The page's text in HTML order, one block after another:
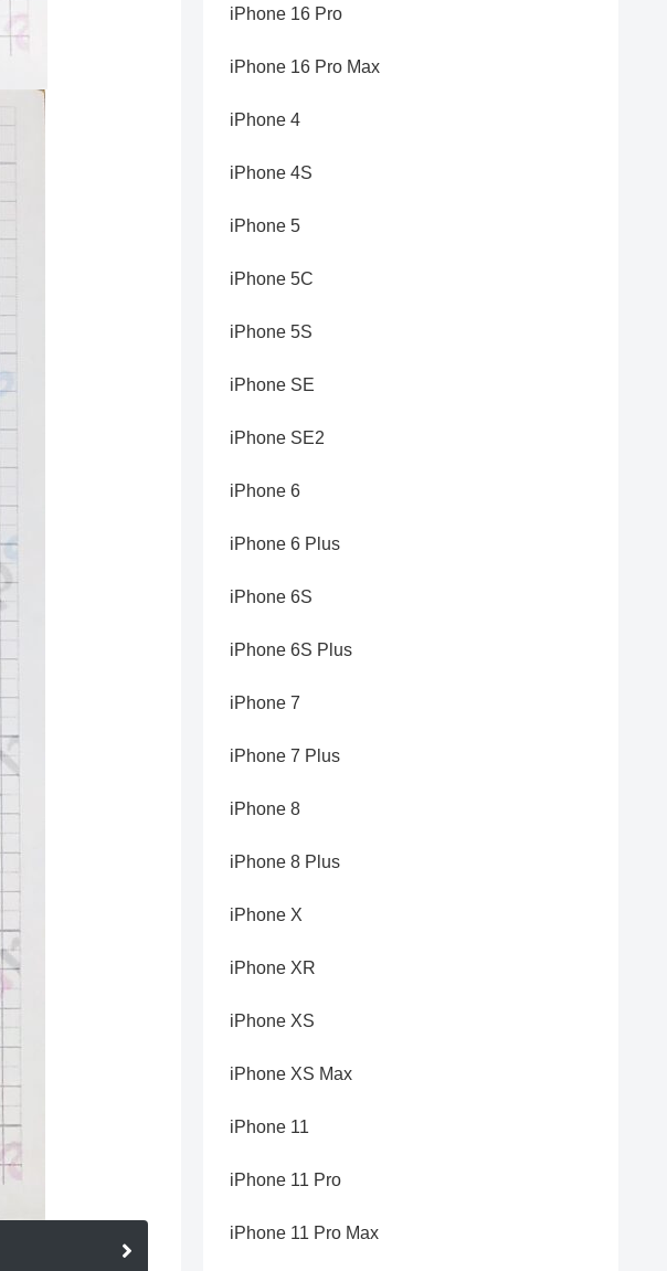
iPhone 16 Pro
iPhone 16 Pro Max
iPhone 4
iPhone 4S
iPhone 5
iPhone 5C
iPhone 5S
iPhone SE
iPhone SE2
iPhone 6
iPhone 6 Plus
iPhone 6S
iPhone 6S Plus
iPhone 7
iPhone 7 Plus
iPhone 8
iPhone 8 Plus
iPhone X
iPhone XR
iPhone XS
iPhone XS Max
iPhone 11
iPhone 11 Pro
iPhone 11 Pro Max